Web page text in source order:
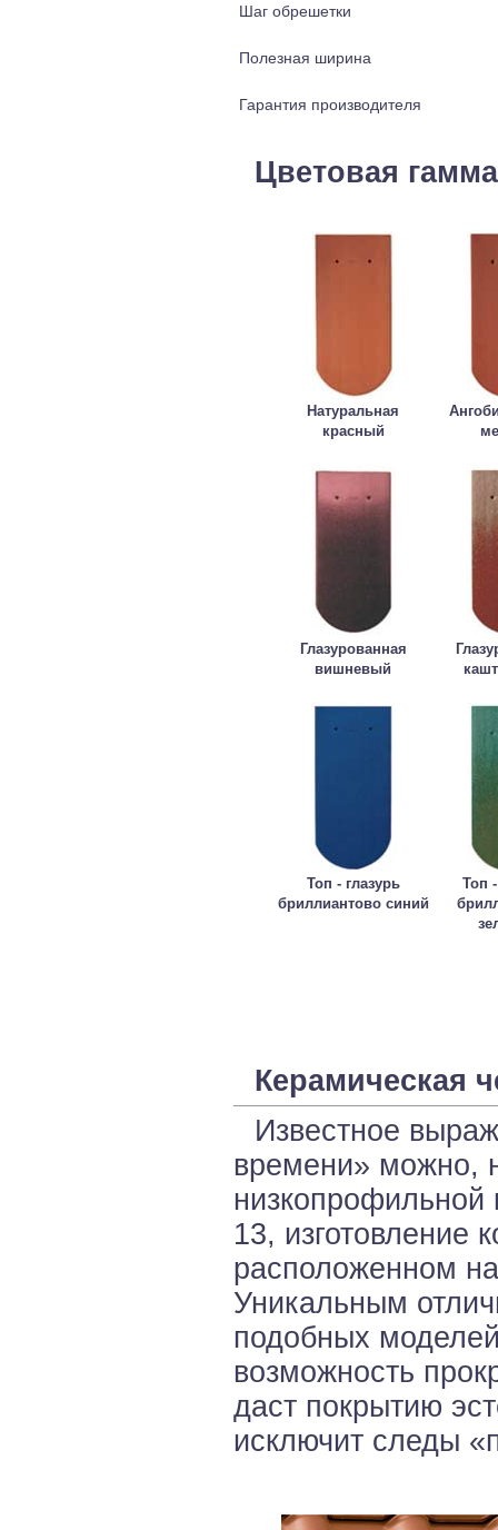
Шаг обрешетки
Полезная ширина
Гарантия производителя
Цветовая гамма
Натуральная
красный
Глазурованная
вишневый
Топ - глазурь
бриллиантово синий
Топ
Керамическая
Известное
времени» можно,
низкопрофильной
13, изготовление
расположенном
Уникальным
подобных
возможность
даст покрытию
исключит следы